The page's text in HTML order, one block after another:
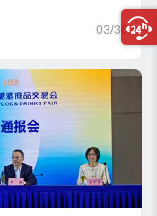
03/30